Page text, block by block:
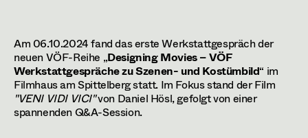
Diagonale-Preis 2025
International Production Design Week
- VIENNA VOLUME
Am 06.10.2024 fand das erste Werkstattgespräch der
neuen VÖF-Reihe „Designing Movies – VÖF
Werkstattgespräche zu Szenen- und Kostümbild“ im
Filmhaus am Spittelberg statt. Im Fokus stand der Film
"VENI VIDI VICI"von Daniel Hösl, gefolgt von einer
spannenden Q&A-Session.